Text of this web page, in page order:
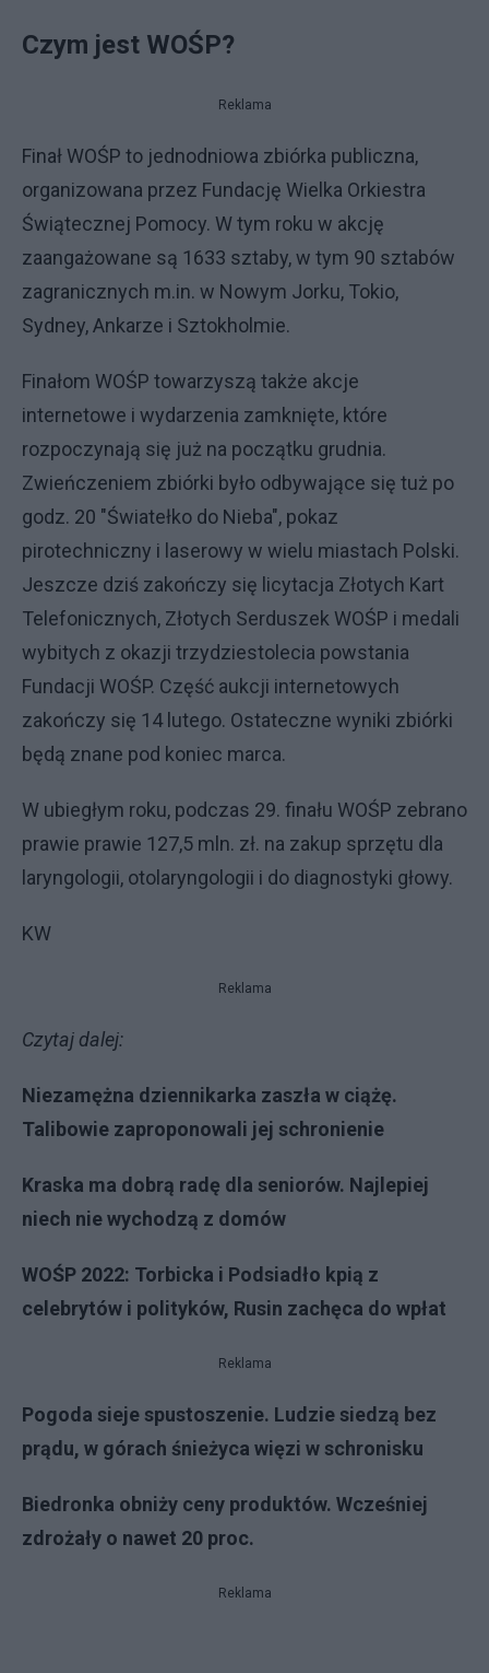
Czym jest WOŚP?
Reklama
Finał WOŚP to jednodniowa zbiórka publiczna,
organizowana przez Fundację Wielka Orkiestra
Świątecznej Pomocy. W tym roku w akcję
zaangażowane są 1633 sztaby, w tym 90 sztabów
zagranicznych m.in. w Nowym Jorku, Tokio,
Sydney, Ankarze i Sztokholmie.
Finałom WOŚP towarzyszą także akcje
internetowe i wydarzenia zamknięte, które
rozpoczynają się już na początku grudnia.
Zwieńczeniem zbiórki było odbywające się tuż po
godz. 20 "Światełko do Nieba", pokaz
pirotechniczny i laserowy w wielu miastach Polski.
Jeszcze dziś zakończy się licytacja Złotych Kart
Telefonicznych, Złotych Serduszek WOŚP i medali
wybitych z okazji trzydziestolecia powstania
Fundacji WOŚP. Część aukcji internetowych
zakończy się 14 lutego. Ostateczne wyniki zbiórki
będą znane pod koniec marca.
W ubiegłym roku, podczas 29. finału WOŚP zebrano
prawie prawie 127,5 mln. zł. na zakup sprzętu dla
laryngologii, otolaryngologii i do diagnostyki głowy.
KW
Reklama
Czytaj dalej:
Niezamężna dziennikarka zaszła w ciążę.
Talibowie zaproponowali jej schronienie
Kraska ma dobrą radę dla seniorów. Najlepiej
niech nie wychodzą z domów
WOŚP 2022: Torbicka i Podsiadło kpią z
celebrytów i polityków, Rusin zachęca do wpłat
Reklama
Pogoda sieje spustoszenie. Ludzie siedzą bez
prądu, w górach śnieżyca więzi w schronisku
Biedronka obniży ceny produktów. Wcześniej
zdrożały o nawet 20 proc.
Reklama